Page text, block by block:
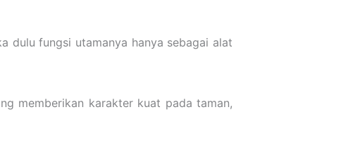
dulu fungsi utamanya hanya sebagai alat
memberikan karakter kuat pada taman,